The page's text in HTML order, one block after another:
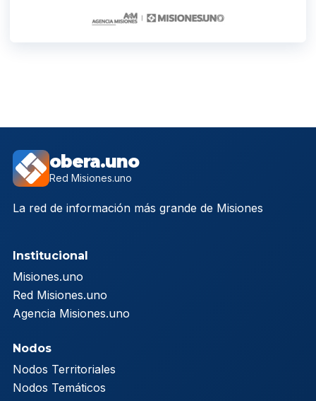
obera.uno
Red Misiones.uno
La red de información más grande de Misiones
Institucional
Misiones.uno
Red Misiones.uno
Agencia Misiones.uno
Nodos
Nodos Territoriales
Nodos Temáticos